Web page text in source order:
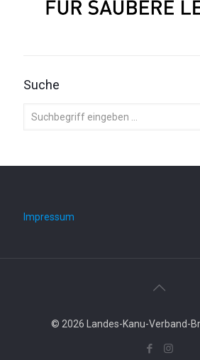
Suche
Impressum
© 2026 Landes-Kanu-Verband-